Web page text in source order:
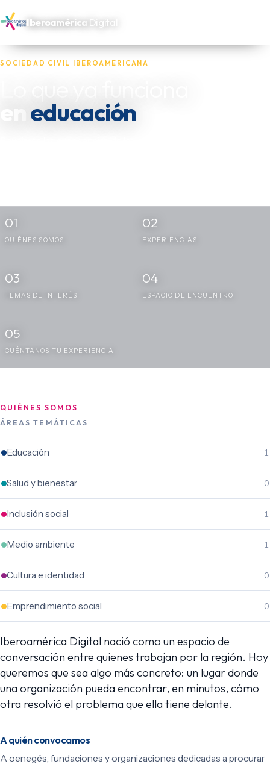
Iberoamérica Digital
SOCIEDAD CIVIL IBEROAMERICANA
salud
01
QUIÉNES SOMOS
02
EXPERIENCIAS
03
TEMAS DE INTERÉS
04
ESPACIO DE ENCUENTRO
05
CUÉNTANOS TU EXPERIENCIA
QUIÉNES SOMOS
ÁREAS TEMÁTICAS
Educación 1
Salud y bienestar 0
Inclusión social 1
Medio ambiente 1
Cultura e identidad 0
Emprendimiento social 0
Iberoamérica Digital nació como un espacio de
conversación entre quienes trabajan por la región. Hoy
queremos que sea algo más concreto: un lugar donde
una organización pueda encontrar, en minutos, cómo
otra resolvió el problema que ella tiene delante.
A quién convocamos
A oenegés, fundaciones y organizaciones dedicadas a procurar